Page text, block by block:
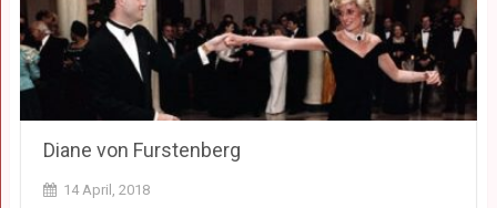
Diane von Furstenberg
14 April, 2018